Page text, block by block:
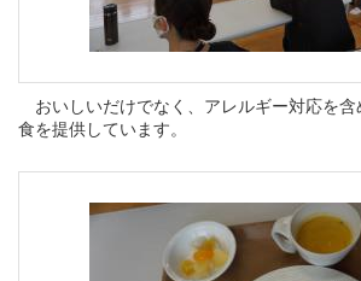
おいしいだけでなく、アレルギー対応を含
食を提供しています。